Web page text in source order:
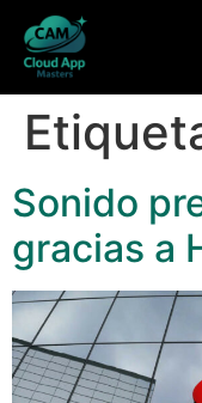
Sonido
gracias a